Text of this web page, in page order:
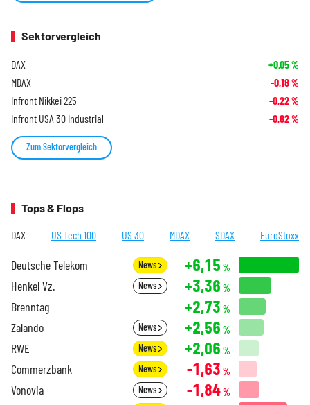
Sektorvergleich
DAX +0,05%
MDAX -0,18%
Infront Nikkei 225 -0,22%
Infront USA 30 Industrial -0,82%
Zum Sektorvergleich
Tops & Flops
DAX US Tech 100 US 30 MDAX SDAX EuroStoxx
Deutsche Telekom News +6,15 %
Henkel Vz. News +3,36 %
Brenntag +2,73 %
Zalando News +2,56 %
RWE News +2,06 %
Commerzbank News -1,63 %
Vonovia News -1,84%